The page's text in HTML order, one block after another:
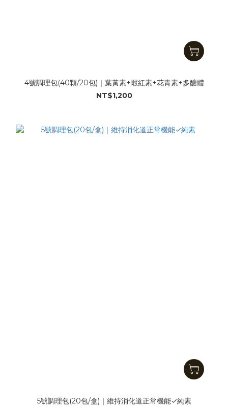
4號調理包(40顆/20包)｜葉黃素+蝦紅素+花青素+多醣體
NT$1,200
5號調理包(20包/盒)｜維持消化道正常機能✓純素